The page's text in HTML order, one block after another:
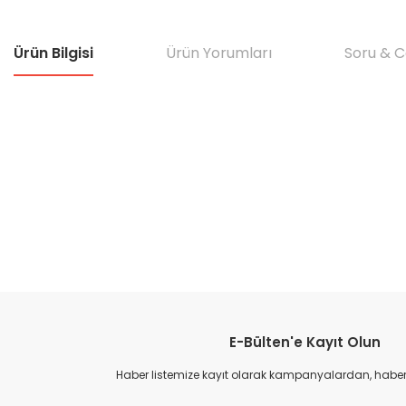
Ürün Bilgisi Ürün Yorumları Soru &
Ürün resmi kalitesiz, bozuk veya görüntülenemiyor.
Ürün açıklamasında eksik bilgiler bulunuyor.
E-Bülten'e Kayıt Olun
Haber listemize kayıt olarak kampanyalardan,